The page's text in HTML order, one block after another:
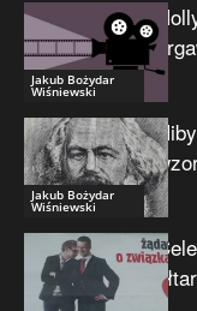
Jakub Bożydar
Wiśniewski
Jakub Bożydar
Wiśniewski